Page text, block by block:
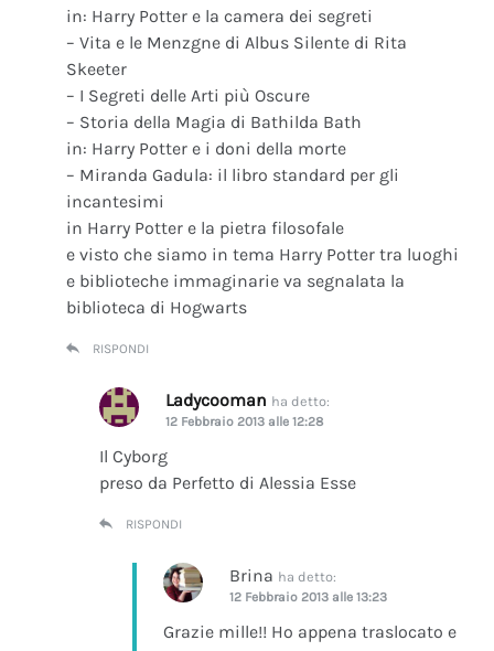
in: Harry Potter e la camera dei segreti
– Vita e le Menzgne di Albus Silente di Rita
Skeeter
– I Segreti delle Arti più Oscure
– Storia della Magia di Bathilda Bath
in: Harry Potter e i doni della morte
– Miranda Gadula: il libro standard per gli
incantesimi
in Harry Potter e la pietra filosofale
e visto che siamo in tema Harry Potter tra luoghi
e biblioteche immaginarie va segnalata la
biblioteca di Hogwarts
RISPONDI
Ladycooman ha detto:
12 Febbraio 2013 alle 12:28
Il Cyborg
preso da Perfetto di Alessia Esse
RISPONDI
Brina ha detto:
12 Febbraio 2013 alle 13:23
Grazie mille!! Ho appena traslocato e